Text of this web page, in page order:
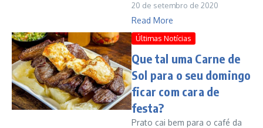
20 de setembro de 2020
Read More
Últimas Notícias
Que tal uma Carne de
Sol para o seu domingo
ficar com cara de
festa?
Prato cai bem para o café da